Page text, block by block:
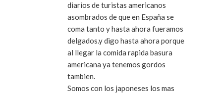
diarios de turistas americanos
asombrados de que en España se
coma tanto y hasta ahora fueramos
delgados.y digo hasta ahora porque
al llegar la comida rapida basura
americana ya tenemos gordos
tambien.
Somos con los japoneses los mas